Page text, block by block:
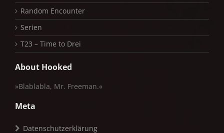
Random Encounter
Serien
T23 – Time to Drei
About Hooked
»Blablabla, Mr. Freeman.«
Meta
Datenschutzerklärung